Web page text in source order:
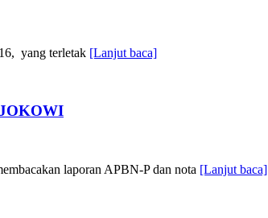
yang terletak [Lanjut baca]
laporan APBN-P dan nota [Lanjut baca]